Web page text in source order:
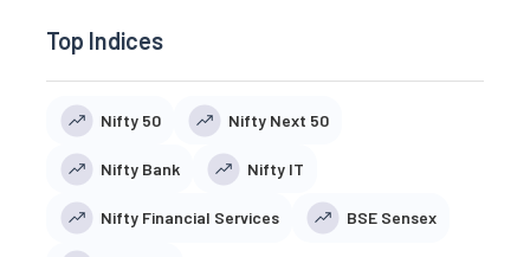
Top Indices
Nifty 50 Nifty Next 50
Nifty Bank Nifty IT
Nifty Financial Services BSE Sensex